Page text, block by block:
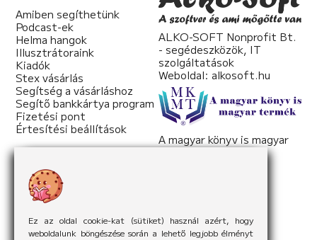
Ez az oldal cookie-kat (sütiket) használ azért, hogy
weboldalunk böngészése során a lehető legjobb élményt
Amiben segíthetünk
Podcast-ek
Helma hangok
Illusztrátoraink
Kiadók
Stex vásárlás
Segítség a vásárláshoz
Segítő bankkártya program
Fizetési pont
Értesítési beállítások
ALKO-SOFT Nonprofit Bt.
- segédeszközök, IT
szolgáltatások
Weboldal: alkosoft.hu
A magyar könyv is magyar
termék